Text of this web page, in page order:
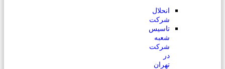
انحلال
شرکت
تاسیس
شعبه
شرکت
در
تهران